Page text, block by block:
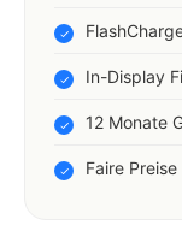
In-Display
12 Monate
Faire Preise